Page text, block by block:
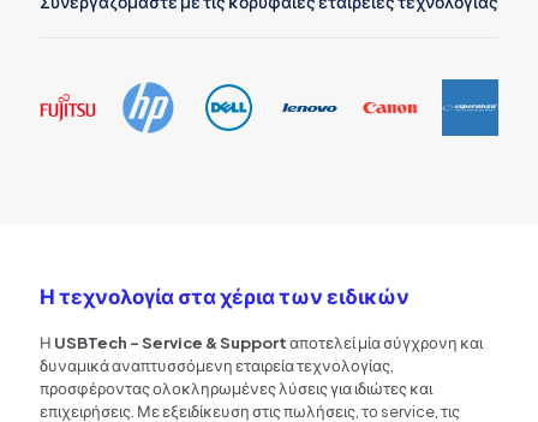
Η τεχνολογία στα χέρια των ειδικών
Η USBTech - Service & Supportαποτελεί μία σύγχρονη και
δυναμικά αναπτυσσόμενη εταιρεία τεχνολογίας,
προσφέροντας ολοκληρωμένες λύσεις για ιδιώτες και
επιχειρήσεις. Με εξειδίκευση στις πωλήσεις, το service, τις